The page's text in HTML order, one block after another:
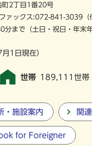
町2丁目1番20号
ファックス:072-841-3039（
分まで （土日・祝日・年末
月1日現在）
世帯 189,111世帯
・施設案内 関
for Foreigner